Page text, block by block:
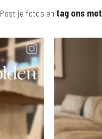
Post je foto's en tag ons met